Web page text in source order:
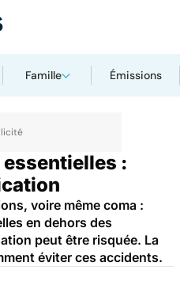
Famille Émissions
essentielles
:
voire même coma :
en dehors des
peut être risquée. La
éviter ces accidents.